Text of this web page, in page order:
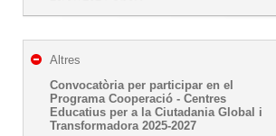
Altres
Convocatòria per participar en el
Programa Cooperació - Centres
Educatius per a la Ciutadania Global i
Transformadora 2025-2027